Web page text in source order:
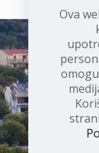
Ova